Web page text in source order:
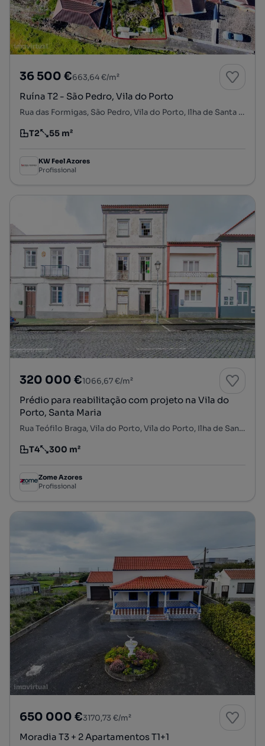
36 500 €663,64 €/m²
Ruína T2 - São Pedro, Vila do Porto
Rua das Formigas, São Pedro, Vila do Porto, Ilha de Santa Maria
Tipologia
T2
Preço por metro quadrado
55 m²
KW Feel Azores
Profissional
320 000 €1066,67 €/m²
Prédio para reabilitação com projeto na Vila do
Porto, Santa Maria
Rua Teófilo Braga, Vila do Porto, Vila do Porto, Ilha de Santa Maria
Tipologia
T4
Preço por metro quadrado
300 m²
Zome Azores
Profissional
650 000 €3170,73 €/m²
Moradia T3 + 2 Apartamentos T1+1